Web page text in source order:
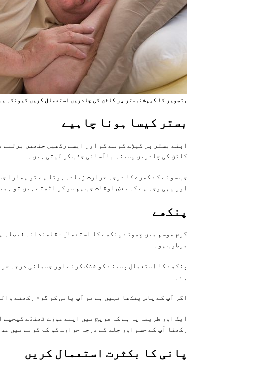
،تصویر کا کیپشنبستر پر کاٹن کی چادریں استعمال کریں کیونکہ
بستر کیسا ہونا چاہیے
اپنے بستر پر کپڑے کم سے کم اور ایسے رکھیں جنھیں
کاٹن کی چادریں پسینہ باآسانی جذب کر لیتی ہیں۔
جب سونے کے کمرے کا درجہ حرارت زیادہ ہوتا ہے تو ہمارا
اور یہی وجہ ہے کہ بعض اوقات جب ہم سو کر اٹھتے ہیں تو
پنکھے
گرم موسم میں چھوٹے پنکھے کا استعمال عقلمندانہ فیصلہ
مرطوب ہو۔
پنکھے کا استعمال پسینے کو خشک کرنے اور جسمانی درجہ
ہے۔
اگر آپ کے پاس پنکھا نہیں ہے تو آپ پانی کو گرم رکھنے
ایک اور طریقہ یہ ہے کہ فریج میں اپنے موزے ٹھنڈے
رکھنا آپ کے جسم اور جلد کے درجہ حرارت کو کم کرنے میں
پانی کا بکثرت استعمال کریں